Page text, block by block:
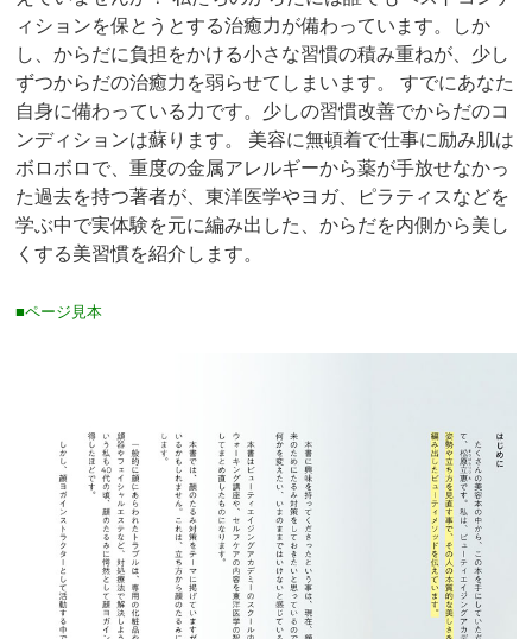
ィションを保とうとする治癒力が備わっています。しか
し、からだに負担をかける小さな習慣の積み重ねが、少し
ずつからだの治癒力を弱らせてしまいます。 すでにあなた
自身に備わっている力です。少しの習慣改善でからだのコ
ンディションは蘇ります。 美容に無頓着で仕事に励み肌は
ボロボロで、重度の金属アレルギーから薬が手放せなかっ
た過去を持つ著者が、東洋医学やヨガ、ピラティスなどを
学ぶ中で実体験を元に編み出した、からだを内側から美し
くする美習慣を紹介します。
■ページ見本